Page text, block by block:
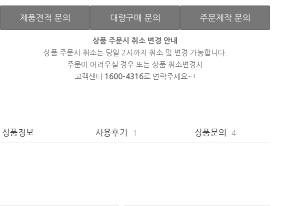
제품견적 문의 대량구매 문의 주문제작 문의
상품 주문시 취소 변경 안내
상품 주문시 취소는 당일 2시까지 취소 및 변경 가능합니다.
주문이 어려우실 경우 또는 상품 취소변경시
고객센터 1600-4316로 연락주세요~!
상품정보 사용후기 1 상품문의 4